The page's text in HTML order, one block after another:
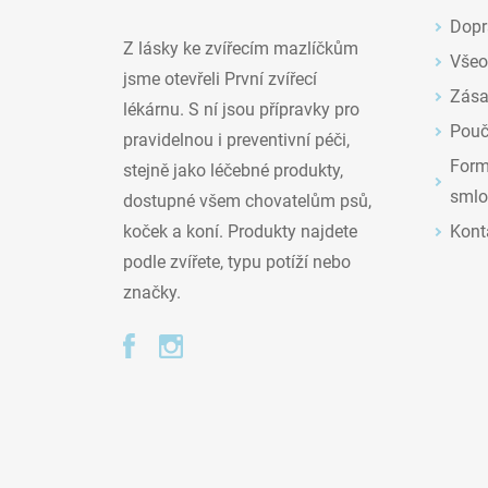
Z lásky ke zvířecím mazlíčkům
jsme otevřeli První zvířecí
lékárnu. S ní jsou přípravky pro
pravidelnou i preventivní péči,
stejně jako léčebné produkty,
dostupné všem chovatelům psů,
koček a koní. Produkty najdete
podle zvířete, typu potíží nebo
značky.